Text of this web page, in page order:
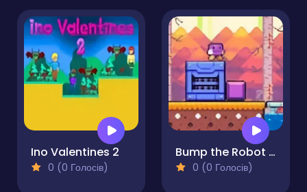
Ino Valentines 2
0 (0 Голосів)
Bump the Robot Adventure
0 (0 Голосів)